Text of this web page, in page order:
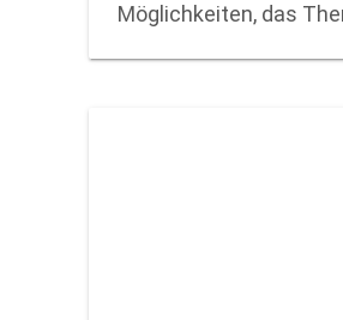
Möglichkeiten, das